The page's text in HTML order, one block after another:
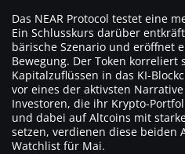
Das NEAR Protocol testet eine
Ein Schlusskurs darüber
bärische Szenario und eröffnet
Bewegung. Der Token korreliert
Kapitalzuflüssen in das KI-
vor eines der aktivsten
Investoren, die ihr Krypto-
und dabei auf Altcoins mit
setzen, verdienen diese beiden
Watchlist für Mai.